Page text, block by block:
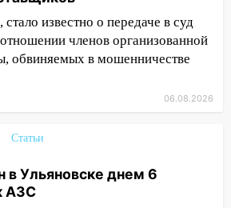
на 7 августа: пятница
творческой энергии и
исправить старые
погоды на 7 августа в
приглашают на забег,
стало известно о передаче в суд
членов организованной
обвиняемых в мошенничестве
06.08.2026
Статьи
в Ульяновске днем 6
АЗС